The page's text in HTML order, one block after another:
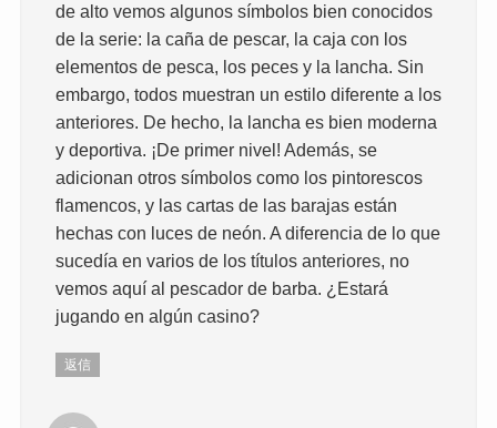
de alto vemos algunos símbolos bien conocidos
de la serie: la caña de pescar, la caja con los
elementos de pesca, los peces y la lancha. Sin
embargo, todos muestran un estilo diferente a los
anteriores. De hecho, la lancha es bien moderna
y deportiva. ¡De primer nivel! Además, se
adicionan otros símbolos como los pintorescos
flamencos, y las cartas de las barajas están
hechas con luces de neón. A diferencia de lo que
sucedía en varios de los títulos anteriores, no
vemos aquí al pescador de barba. ¿Estará
jugando en algún casino?
返信